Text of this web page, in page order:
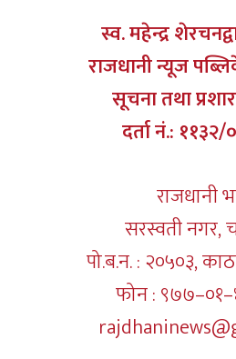
स्व. महेन्द्र
राजधानी न्यूज
सूचना तथा
दर्ता नं.:
राजधानी
सरस्वती नगर,
पो.ब.न. : २०५०३,
फोन :